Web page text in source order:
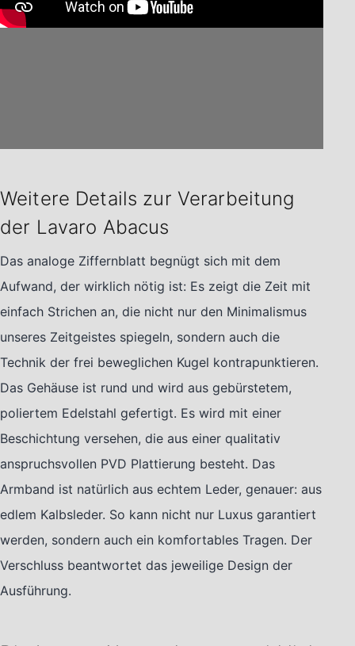
Weitere Details zur Verarbeitung
der Lavaro Abacus
Das analoge Ziffernblatt begnügt sich mit dem
Aufwand, der wirklich nötig ist: Es zeigt die Zeit mit
einfach Strichen an, die nicht nur den Minimalismus
unseres Zeitgeistes spiegeln, sondern auch die
Technik der frei beweglichen Kugel kontrapunktieren.
Das Gehäuse ist rund und wird aus gebürstetem,
poliertem Edelstahl gefertigt. Es wird mit einer
Beschichtung versehen, die aus einer qualitativ
anspruchsvollen PVD Plattierung besteht. Das
Armband ist natürlich aus echtem Leder, genauer: aus
edlem Kalbsleder. So kann nicht nur Luxus garantiert
werden, sondern auch ein komfortables Tragen. Der
Verschluss beantwortet das jeweilige Design der
Ausführung.